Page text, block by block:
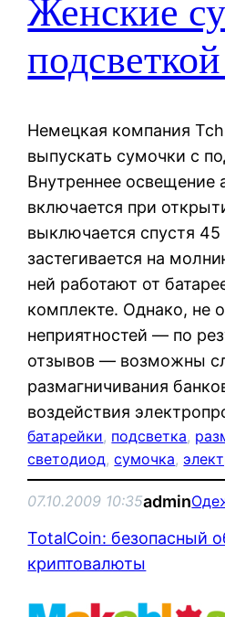
Женские
Немецкая компания
выпускать сумочки с
Внутреннее освещение
включается при
выключается спустя
застегивается на
ней работают от
комплекте. Однако, не
неприятностей — по
отзывов — возможны
размагничивания
воздействия
батарейки, подсветка,
светодиод, сумочка,
07.10.2009 10:35admin
TotalCoin: безопасный
криптовалюты